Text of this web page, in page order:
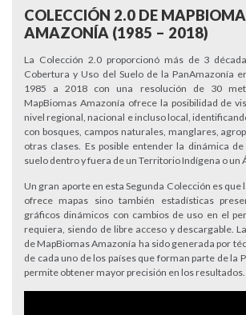
COLECCIÓN 2.0 DE
AMAZONÍA (1985 – 2018)
La Colección 2.0 proporcionó más de 3
Cobertura y Uso del Suelo de la PanAmazonía
1985 a 2018 con una resolución de 30
MapBiomas Amazonía ofrece la posibilidad de
nivel regional, nacional e incluso local,
con bosques, campos naturales, manglares,
otras clases. Es posible entender la dinámica
suelo dentro y fuera de un Territorio Indígena o un
Un gran aporte en esta Segunda Colección es
ofrece mapas sino también estadísticas
gráficos dinámicos con cambios de uso en el
requiera, siendo de libre acceso y descargable.
de MapBiomas Amazonía ha sido generada por
de cada uno de los países que forman parte de la
permite obtener mayor precisión en los resultados.